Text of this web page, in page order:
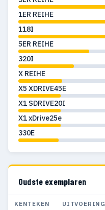
1960
1959 25
1958
1957 18
1956 1
1955
1954 1
1953 2
1948 1
1941 1
1ER REIHE
118I
5ER REIHE
320I
X REIHE
X5 XDRIVE45E
X1 SDRIVE20I
X1 xDrive25e
330E
Oudste exemplaren
KENTEKEN UITVOERING